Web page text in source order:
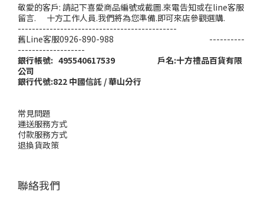
敬愛的客戶: 請記下喜愛商品編號或截圖.來電告知或在line客服
留言. 十方工作人員.我們將為您準備.即可來店參觀選購.
---------------------------------------------
舊Line客服0926-890-988 ----------
-------------------
銀行帳號: 495540617539 戶名:十方禮品百貨有限
公司
銀行代號:822 中國信託 / 華山分行
常見問題
運送服務方式
付款服務方式
退換貨政策
聯絡我們